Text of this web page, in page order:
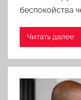
беспокойства
Читать далее